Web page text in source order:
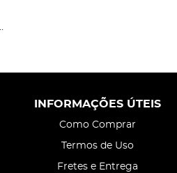
INFORMAÇÕES ÚTEIS
Como Comprar
Termos de Uso
Fretes e Entrega